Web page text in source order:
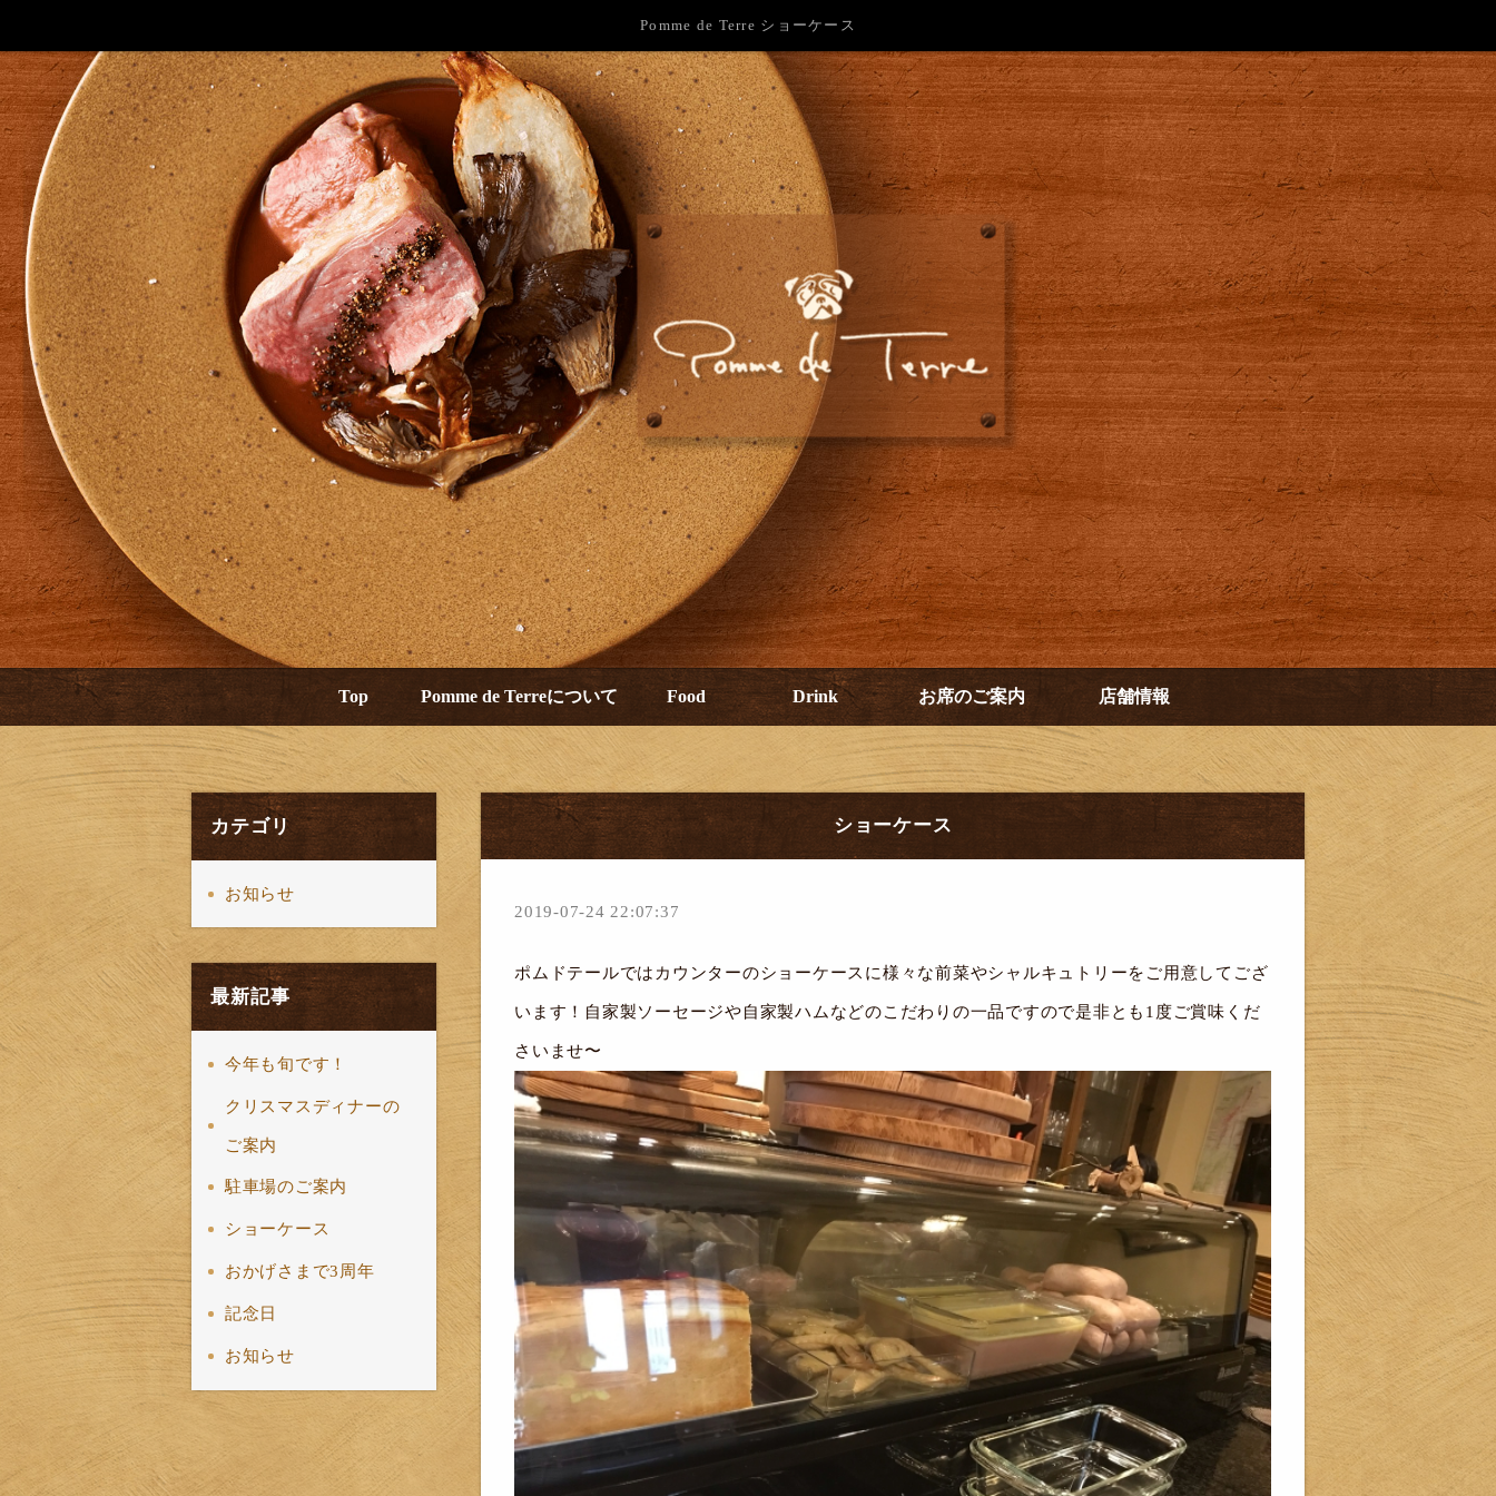
Pomme de Terre ショーケース
Top Pomme de Terreについて Food Drink お席のご案内 店舗情報
カテゴリ
お知らせ
最新記事
今年も旬です！
クリスマスディナーの
ご案内
駐車場のご案内
ショーケース
おかげさまで3周年
記念日
お知らせ
ショーケース
2019-07-24 22:07:37
ポムドテールではカウンターのショーケースに様々な前菜やシャルキュトリーをご用意してござ
います！自家製ソーセージや自家製ハムなどのこだわりの一品ですので是非とも1度ご賞味くだ
さいませ〜